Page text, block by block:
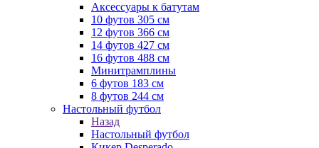
Аксессуары к батутам
10 футов 305 см
12 футов 366 см
14 футов 427 см
16 футов 488 см
Минитрамплины
6 футов 183 см
8 футов 244 см
Настольный футбол
Назад
Настольный футбол